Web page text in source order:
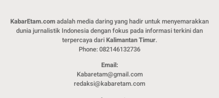
KabarEtam.comadalah media daring yang hadir untuk menyemarakkan
dunia jurnalistik Indonesia dengan fokus pada informasi terkini dan
terpercaya dariKalimantan Timur.
Phone: 082146132736
Email:
Kabaretam@gmail.com
redaksi@kabaretam.com